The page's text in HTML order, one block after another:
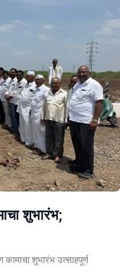
शुभारंभ;
शुभारंभ उत्साहपूर्ण